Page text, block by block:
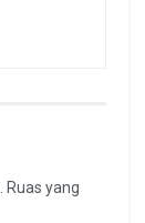
Ruas yang